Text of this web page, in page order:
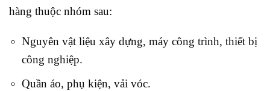
hàng thuộc nhóm sau:
Nguyên vật liệu xây dựng, máy công trình, thiết bị
công nghiệp.
Quần áo, phụ kiện, vải vóc.